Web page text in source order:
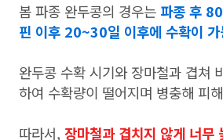
봄 파종 완두콩의 경우는 파종 후
핀 이후 20~30일 이후에 수확이 가
완두콩 수확 시기와 장마철과 겹쳐
하여 수확량이 떨어지며 병충해 피
따라서, 장마철과 겹치지 않게 너무